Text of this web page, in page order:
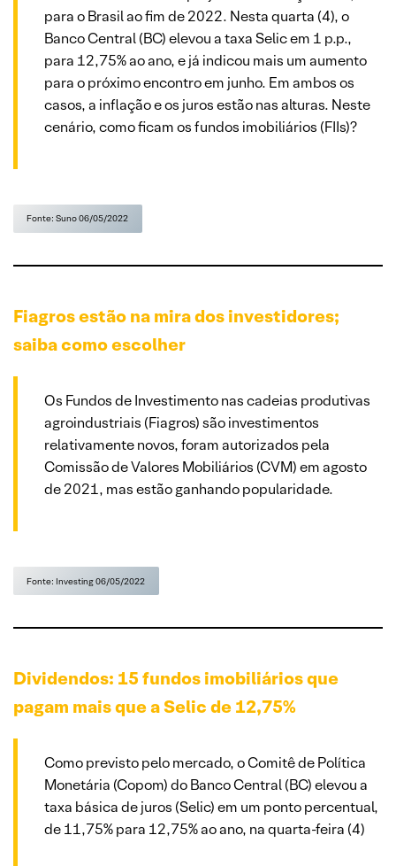
para o Brasil ao fim de 2022. Nesta quarta (4), o
Banco Central (BC) elevou a taxa Selic em 1 p.p.,
para 12,75% ao ano, e já indicou mais um aumento
para o próximo encontro em junho. Em ambos os
casos, a inflação e os juros estão nas alturas. Neste
cenário, como ficam os fundos imobiliários (FIIs)?
Fonte: Suno 06/05/2022
Fiagros estão na mira dos investidores;
saiba como escolher
Os Fundos de Investimento nas cadeias produtivas
agroindustriais (Fiagros) são investimentos
relativamente novos, foram autorizados pela
Comissão de Valores Mobiliários (CVM) em agosto
de 2021, mas estão ganhando popularidade.
Fonte: Investing 06/05/2022
Dividendos: 15 fundos imobiliários que
pagam mais que a Selic de 12,75%
Como previsto pelo mercado, o Comitê de Política
Monetária (Copom) do Banco Central (BC) elevou a
taxa básica de juros (Selic) em um ponto percentual,
de 11,75% para 12,75% ao ano, na quarta-feira (4)